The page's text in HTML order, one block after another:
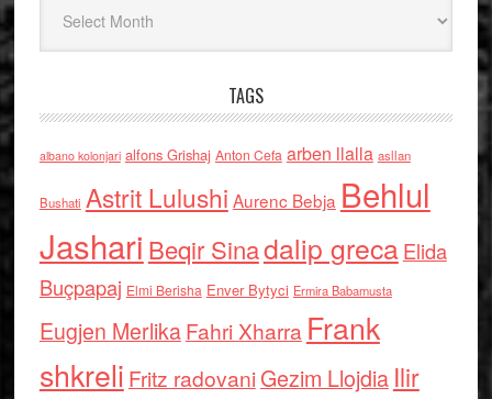
TAGS
albano kolonjari alfons Grishaj Anton Cefa arben llalla asllan
Bushati Astrit Lulushi Aurenc Bebja Behlul
Jashari Beqir Sinadalip grecaElida
Buçpapaj Elmi Berisha Enver Bytyci Ermira Babamusta
Eugjen MerlikaFahri Xharra Frank
shkreli Fritz radovaniGezim Llojdia Ilir